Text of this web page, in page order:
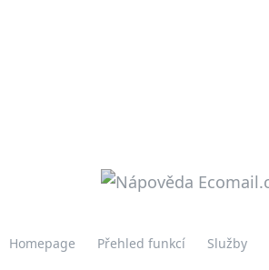
Homepage Přehled funkcí Služby